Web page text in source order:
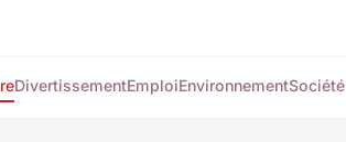
DivertissementEmploiEnvironnementSociété